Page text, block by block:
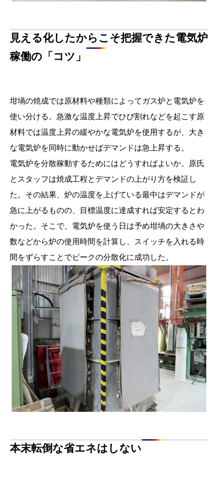
見える化したからこそ把握できた電気炉
稼働の「コツ」
坩堝の焼成では原材料や種類によってガス炉と電気炉を
使い分ける。急激な温度上昇でひび割れなどを起こす原
材料では温度上昇の緩やかな電気炉を使用するが、大き
な電気炉を同時に動かせばデマンドは急上昇する。
電気炉を分散稼動するためにはどうすればよいか。原氏
とスタッフは焼成工程とデマンドの上がり方を検証し
た。その結果、炉の温度を上げている最中はデマンドが
急に上がるものの、目標温度に達成すれば安定するとわ
かった。そこで、電気炉を使う日は予め坩堝の大きさや
数などから炉の使用時間を計算し、スイッチを入れる時
間をずらすことでピークの分散化に成功した。
本末転倒な省エネはしない